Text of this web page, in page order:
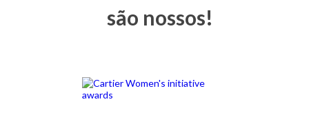
são nossos!